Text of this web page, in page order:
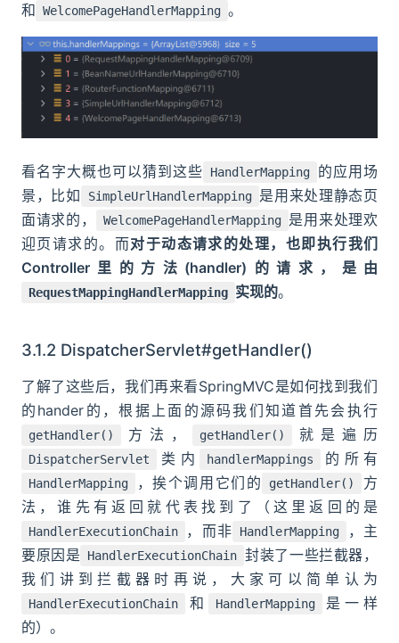
和 WelcomePageHandlerMapping 。
看名字大概也可以猜到这些 HandlerMapping
的应用场
景，比如
SimpleUrlHandlerMapping 是用来处理静态页
面请求的，
WelcomePageHandlerMapping 是用来处理欢
迎页请求的。而对于动态请求的处理，也即执行我们
Controller里的方法(handler)的请求，是由
RequestMappingHandlerMapping 实现的。
3.1.2 DispatcherServlet#getHandler()
了解了这些后，我们再来看SpringMVC是如何找到我们
的hander的，根据上面的源码我们知道首先会执行
getHandler() 方法， getHandler() 就是遍历
DispatcherServlet 类内 handlerMappings 的所有
HandlerMapping ，挨个调用它们的 getHandler()
方
法，谁先有返回就代表找到了（这里返回的是
HandlerExecutionChain ，而非 HandlerMapping
，主
要原因是
HandlerExecutionChain 封装了一些拦截器，
我们讲到拦截器时再说，大家可以简单认为
HandlerExecutionChain 和 HandlerMapping
是一样
的）。